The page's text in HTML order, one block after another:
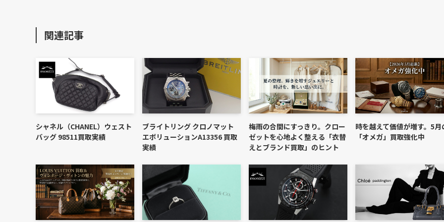
関連記事
シャネル（CHANEL）ウェスト
バッグ 98511買取実績
ブライトリング クロノマット
エボリューションA13356 買取
実績
梅雨の合間にすっきり。クロー
ゼットを心地よく整える「衣替
えとブランド買取」のヒント
時を越えて価値が増す。5月
「オメガ」買取強化中